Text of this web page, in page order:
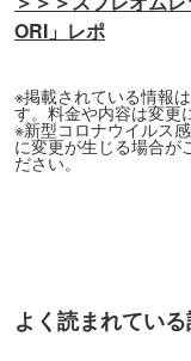
ORI」レポ
※掲載されている情報
す。料金や内容は変更
※新型コロナウイルス
に変更が生じる場合が
ださい。
よく読まれてい